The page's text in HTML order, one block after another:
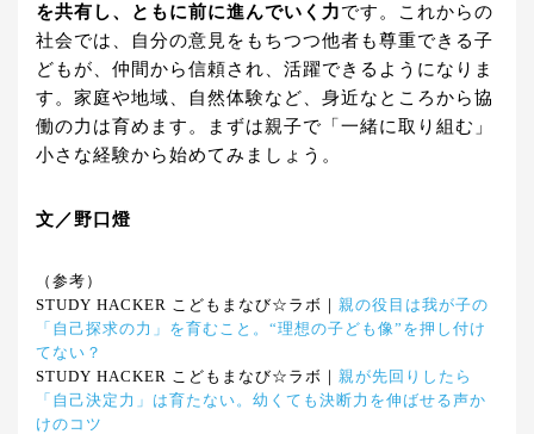
を共有し、ともに前に進んでいく力です。これからの
社会では、自分の意見をもちつつ他者も尊重できる子
どもが、仲間から信頼され、活躍できるようになりま
す。家庭や地域、自然体験など、身近なところから協
働の力は育めます。まずは親子で「一緒に取り組む」
小さな経験から始めてみましょう。
文／野口燈
（参考）
STUDY HACKER こどもまなび☆ラボ｜ 親の役目は我が子の
「自己探求の力」を育むこと。“理想の子ども像”を押し付け
てない？
STUDY HACKER こどもまなび☆ラボ｜ 親が先回りしたら
「自己決定力」は育たない。幼くても決断力を伸ばせる声か
けのコツ